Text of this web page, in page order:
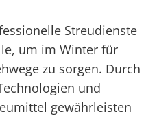
Streudienste
um im Winter für
zu sorgen. Durch
und
gewährleisten